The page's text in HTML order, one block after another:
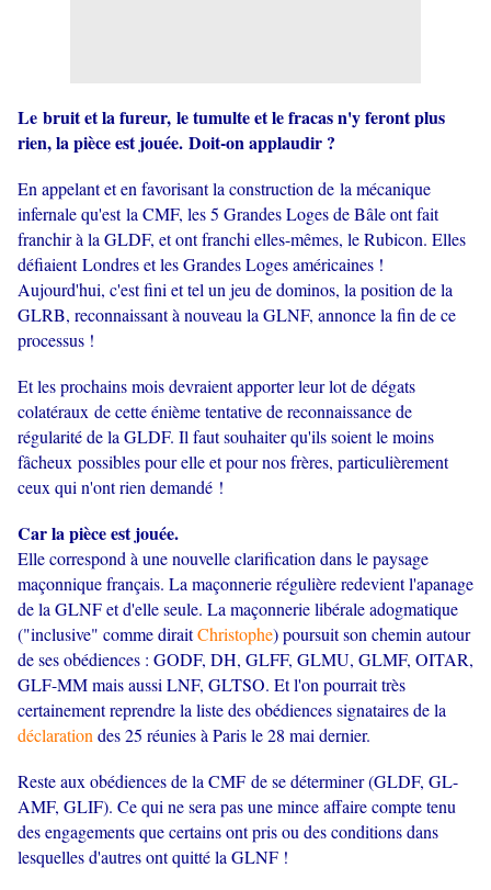
Le bruit et la fureur, le tumulte et le fracas n'y feront plus
rien, la pièce est jouée. Doit-on applaudir ?
En appelant et en favorisant la construction de la mécanique
infernale qu'est la CMF, les 5 Grandes Loges de Bâle ont fait
franchir à la GLDF, et ont franchi elles-mêmes, le Rubicon. Elles
défiaient Londres et les Grandes Loges américaines !
Aujourd'hui, c'est fini et tel un jeu de dominos, la position de la
GLRB, reconnaissant à nouveau la GLNF, annonce la fin de ce
processus !
Et les prochains mois devraient apporter leur lot de dégats
colatéraux de cette énième tentative de reconnaissance de
régularité de la GLDF. Il faut souhaiter qu'ils soient le moins
fâcheux possibles pour elle et pour nos frères, particulièrement
ceux qui n'ont rien demandé !
Car la pièce est jouée.
Elle correspond à une nouvelle clarification dans le paysage
maçonnique français. La maçonnerie régulière redevient l'apanage
de la GLNF et d'elle seule. La maçonnerie libérale adogmatique
("inclusive" comme diraitChristophe) poursuit son chemin autour
de ses obédiences : GODF, DH, GLFF, GLMU, GLMF, OITAR,
GLF-MM mais aussi LNF, GLTSO. Et l'on pourrait très
certainement reprendre la liste des obédiences signataires de la
déclaration des 25 réunies à Paris le 28 mai dernier.
Reste aux obédiences de la CMF de se déterminer (GLDF, GL-
AMF, GLIF). Ce qui ne sera pas une mince affaire compte tenu
des engagements que certains ont pris ou des conditions dans
lesquelles d'autres ont quitté la GLNF !